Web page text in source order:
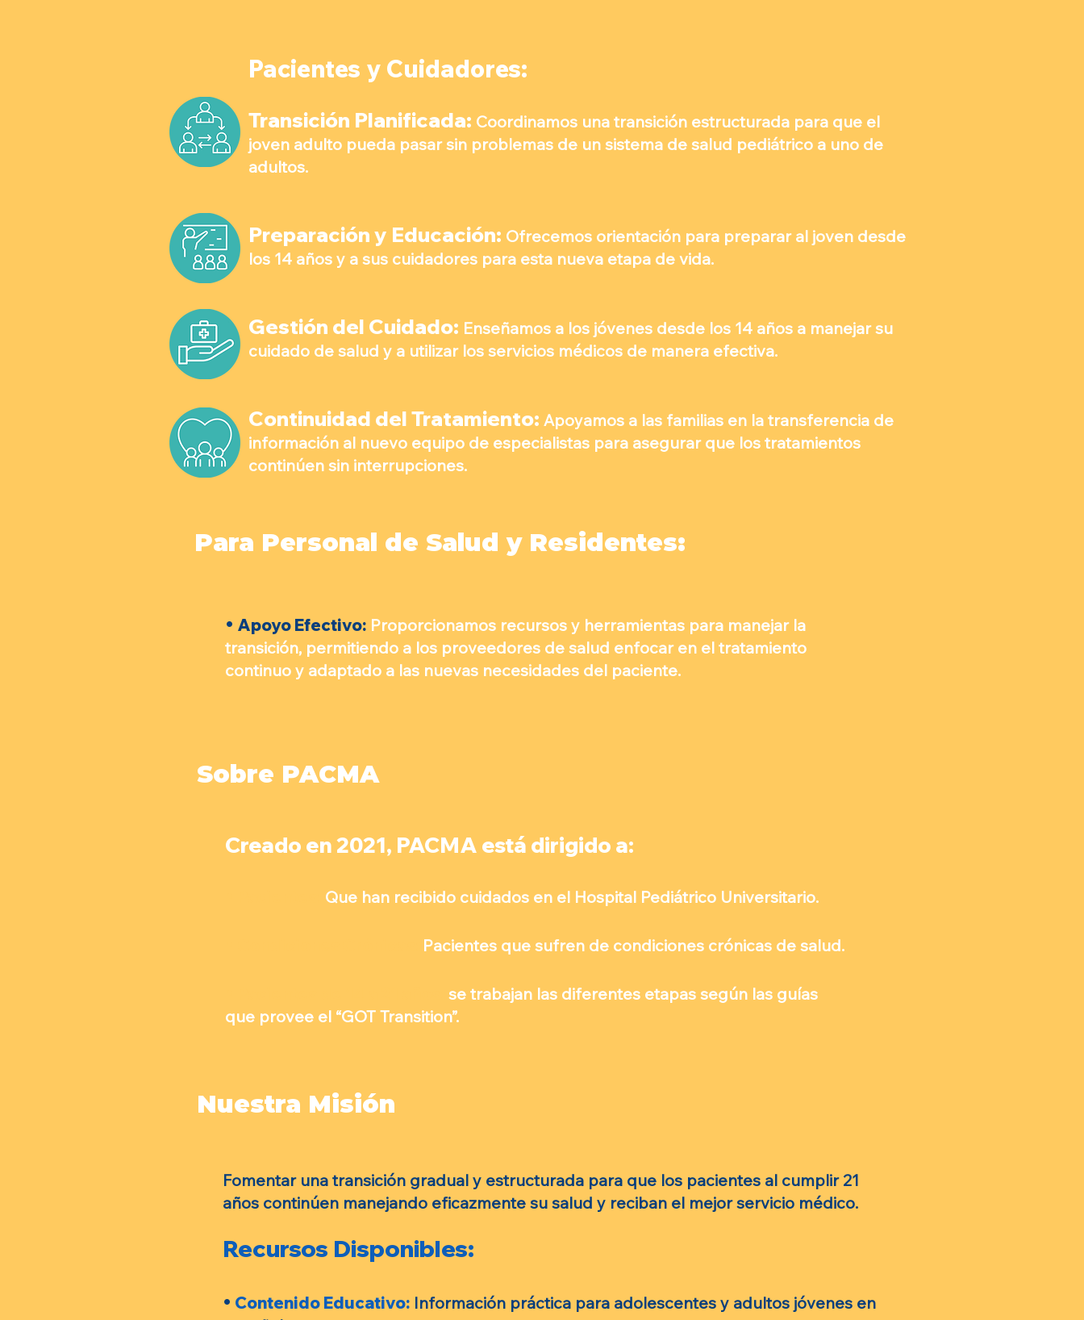
Pacientes y Cuidadores:
Transición Planificada: Coordinamos una transición estructurada para que el
joven adulto pueda pasar sin problemas de un sistema de salud pediátrico a uno de
adultos.
Preparación y Educación: Ofrecemos orientación para preparar al joven desde
los 14 años y a sus cuidadores para esta nueva etapa de vida.
Gestión del Cuidado: Enseñamos a los jóvenes desde los 14 años a manejar su
cuidado de salud y a utilizar los servicios médicos de manera efectiva.
Continuidad del Tratamiento: Apoyamos a las familias en la transferencia de
información al nuevo equipo de especialistas para asegurar que los tratamientos
continúen sin interrupciones.
Para Personal de Salud y Residentes:
• Apoyo Efectivo: Proporcionamos recursos y herramientas para manejar la
transición, permitiendo a los proveedores de salud enfocar en el tratamiento
continuo y adaptado a las nuevas necesidades del paciente.
Sobre PACMA
Creado en 2021, PACMA está dirigido a:
Que han recibido cuidados en el Hospital Pediátrico Universitario.
Pacientes que sufren de condiciones crónicas de salud.
se trabajan las diferentes etapas según las guías
que provee el “GOT Transition”.
Nuestra Misión
Fomentar una transición gradual y estructurada para que los pacientes al cumplir 21
años continúen manejando eficazmente su salud y reciban el mejor servicio médico.
Recursos Disponibles:
• Contenido Educativo: Información práctica para adolescentes y adultos jóvenes en